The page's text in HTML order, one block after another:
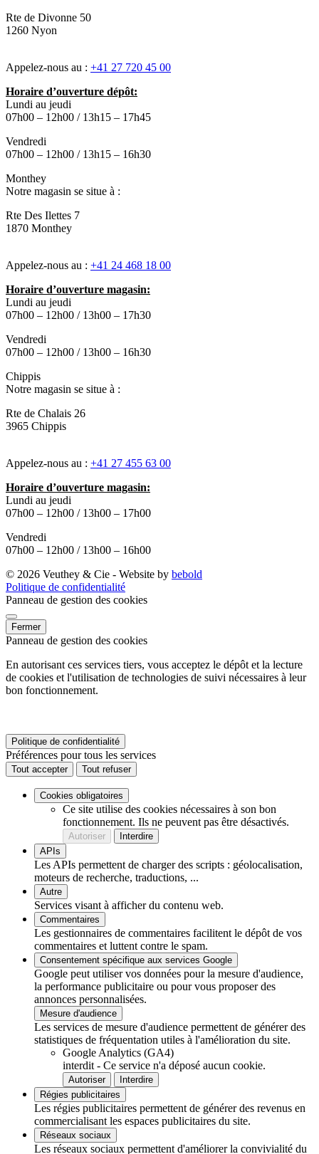
Rte de Divonne 50
1260 Nyon
Appelez-nous au : +41 27 720 45 00
Horaire d’ouverture dépôt:
Lundi au jeudi
07h00 – 12h00 / 13h15 – 17h45
Vendredi
07h00 – 12h00 / 13h15 – 16h30
Monthey
Notre magasin se situe à :
Rte Des Ilettes 7
1870 Monthey
Appelez-nous au : +41 24 468 18 00
Horaire d’ouverture magasin:
Lundi au jeudi
07h00 – 12h00 / 13h00 – 17h30
Vendredi
07h00 – 12h00 / 13h00 – 16h30
Chippis
Notre magasin se situe à :
Rte de Chalais 26
3965 Chippis
Appelez-nous au : +41 27 455 63 00
Horaire d’ouverture magasin:
Lundi au jeudi
07h00 – 12h00 / 13h00 – 17h00
Vendredi
07h00 – 12h00 / 13h00 – 16h00
© 2026 Veuthey & Cie - Website by bebold
Politique de confidentialité
Panneau de gestion des cookies
Fermer
Panneau de gestion des cookies
En autorisant ces services tiers, vous acceptez le dépôt et la lecture
de cookies et l'utilisation de technologies de suivi nécessaires à leur
bon fonctionnement.
Politique de confidentialité
Préférences pour tous les services
Tout accepter Tout refuser
Cookies obligatoires
Ce site utilise des cookies nécessaires à son bon
fonctionnement. Ils ne peuvent pas être désactivés.
Autoriser
Interdire
APIs
Les APIs permettent de charger des scripts : géolocalisation,
moteurs de recherche, traductions, ...
Autre
Services visant à afficher du contenu web.
Commentaires
Les gestionnaires de commentaires facilitent le dépôt de vos
commentaires et luttent contre le spam.
Consentement spécifique aux services Google
Google peut utiliser vos données pour la mesure d'audience,
la performance publicitaire ou pour vous proposer des
annonces personnalisées.
Mesure d'audience
Les services de mesure d'audience permettent de générer des
statistiques de fréquentation utiles à l'amélioration du site.
Google Analytics (GA4)
interdit - Ce service n'a déposé aucun cookie.
Autoriser
Interdire
Régies publicitaires
Les régies publicitaires permettent de générer des revenus en
commercialisant les espaces publicitaires du site.
Réseaux sociaux
Les réseaux sociaux permettent d'améliorer la convivialité du